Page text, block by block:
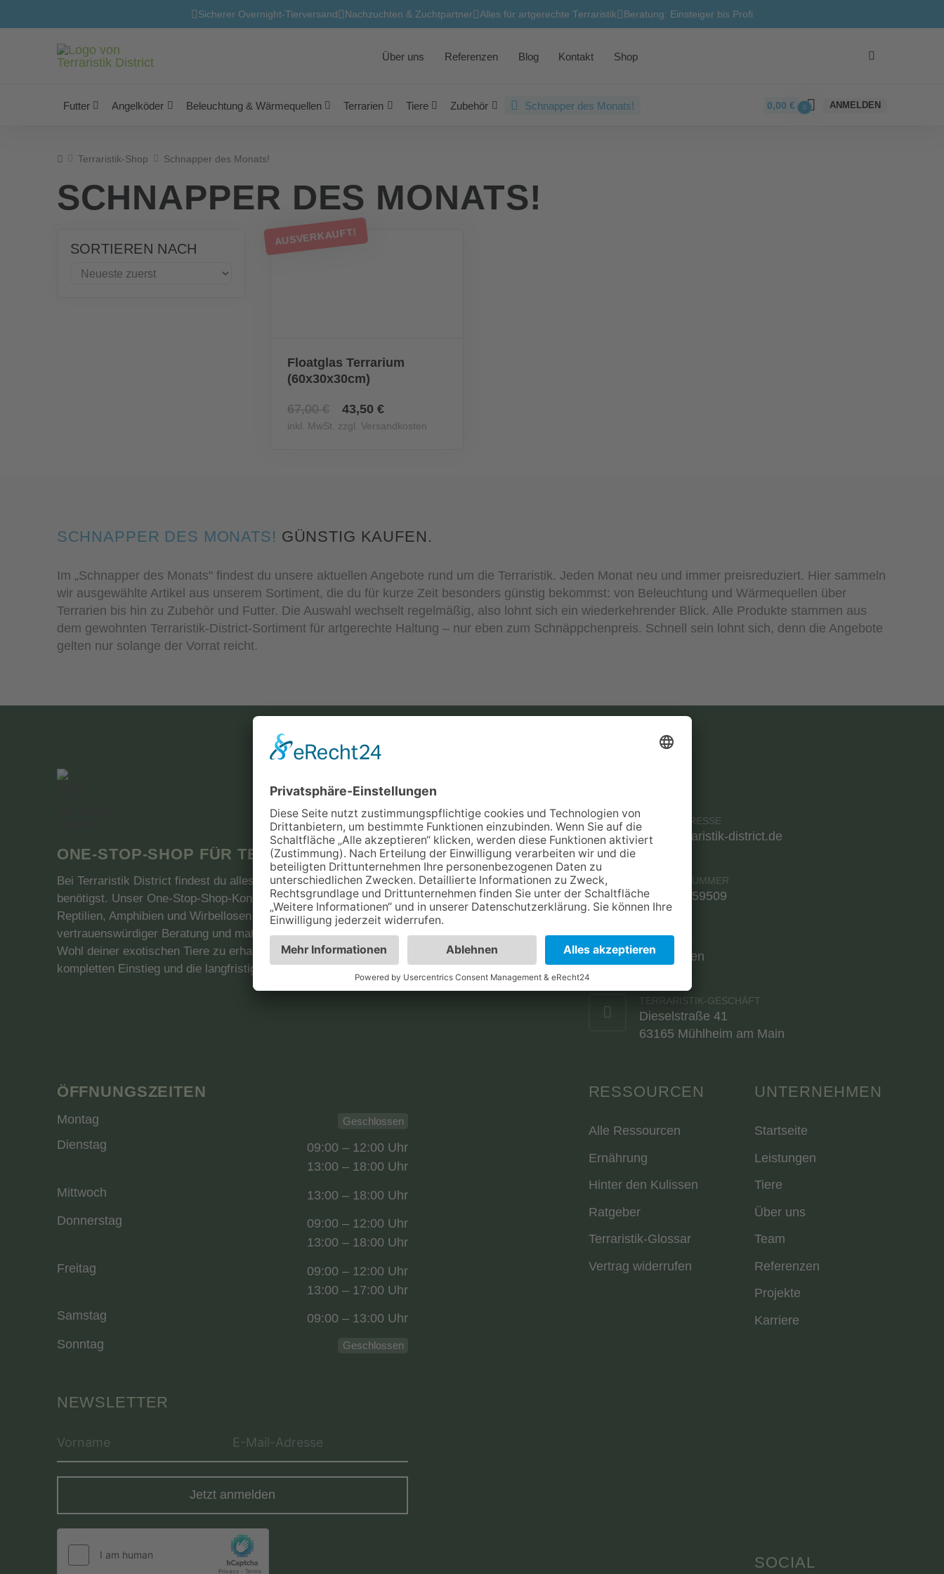
Sicherer Overnight-Tierversand Nachzuchten & Zuchtpartner Alles für artgerechte Terraristik Beratung: Einsteiger bis Profi
Über uns Referenzen Blog Kontakt Shop
Futter Angelköder Beleuchtung & Wärmequellen Terrarien Tiere Zubehör Schnapper des Monats! 0,00€ 0 ANMELDEN
HomeTerraristik-Shop Schnapper des Monats!
SCHNAPPER DES MONATS!
SORTIEREN NACH
Floatglas Terrarium
(60x30x30cm)
67,00 € 43,50 €
inkl. MwSt. zzgl. Versandkosten
AUSVERKAUFT!
SCHNAPPER DES MONATS! GÜNSTIG KAUFEN.
Im „Schnapper des Monats" findest du unsere aktuellen Angebote rund um die Terraristik. Jeden Monat neu und immer preisreduziert. Hier sammeln
wir ausgewählte Artikel aus unserem Sortiment, die du für kurze Zeit besonders günstig bekommst: von Beleuchtung und Wärmequellen über
Terrarien bis hin zu Zubehör und Futter. Die Auswahl wechselt regelmäßig, also lohnt sich ein wiederkehrender Blick. Alle Produkte stammen aus
dem gewohnten Terraristik-District-Sortiment für artgerechte Haltung – nur eben zum Schnäppchenpreis. Schnell sein lohnt sich, denn die Angebote
gelten nur solange der Vorrat reicht.
ONE-STOP-SHOP FÜR TERRARISTIK-FANS
Bei Terraristik District findest du alles unter einem Dach, was du als Terraristik-Hobbyist
benötigst. Unser One-Stop-Shop-Konzept ermöglicht es dir, vom Kauf verschiedenster
Reptilien, Amphibien und Wirbellosen über hochwertige Nahrungsmittel bis hin zu
vertrauenswürdiger Beratung und maßgeschneiderten Terrarien, alles für die Pflege und das
Wohl deiner exotischen Tiere zu erhalten. Wir sind dein verlässlicher Partner für den
kompletten Einstieg und die langfristige Betreuung in der Terraristik.
RESSOURCEN
Alle Ressourcen
Ernährung
Hinter den Kulissen
Ratgeber
Terraristik-Glossar
Vertrag widerrufen
UNTERNEHMEN
Startseite
Leistungen
Tiere
Über uns
Team
Referenzen
Projekte
Karriere
E-MAIL-ADRESSE
info@terraristik-district.de
TELEFONNUMMER
06108 9759509
WHATSAPP
Chat öffnen
TERRARISTIK-GESCHÄFT
Dieselstraße 41
63165 Mühlheim am Main
SOCIAL
ÖFFNUNGSZEITEN
Montag Geschlossen
Dienstag
09:00 – 12:00 Uhr
13:00 – 18:00 Uhr
Mittwoch
13:00 – 18:00 Uhr
Donnerstag
09:00 – 12:00 Uhr
13:00 – 18:00 Uhr
Freitag
09:00 – 12:00 Uhr
13:00 – 17:00 Uhr
Samstag
09:00 – 13:00 Uhr
Sonntag
Geschlossen
NEWSLETTER
Jetzt anmelden